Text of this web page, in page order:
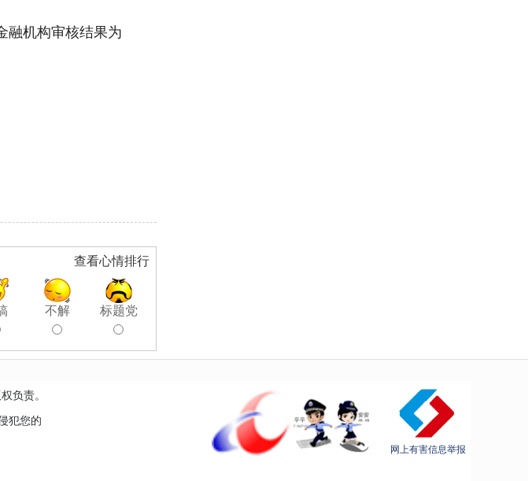
融机构审核结果为
查看心情排行
不解 标题党
负责。
犯您的
网上有害信息举报